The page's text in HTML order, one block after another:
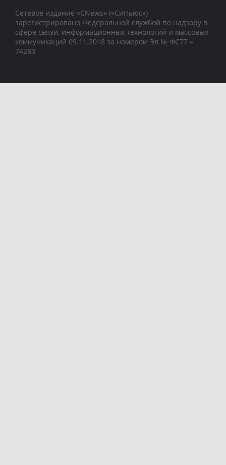
Сетевое издание «CNews» («СиНьюс»)
зарегистрировано Федеральной службой по надзору в
сфере связи, информационных технологий и массовых
коммуникаций 09.11.2018 за номером Эл № ФС77 –
74283